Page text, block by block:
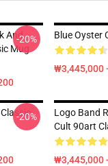
And
Mug
-20% Blue Oyster
₩3,445,000
-20%
Logo Band
Cult 90art
₩3,445,000